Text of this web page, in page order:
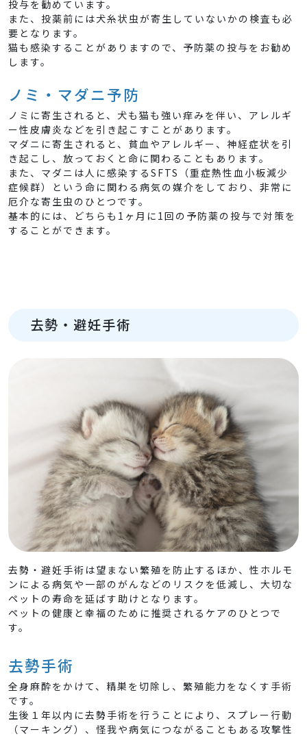
投与を勧めています。
また、投薬前には犬糸状虫が寄生していないかの検査も必
要となります。
猫も感染することがありますので、予防薬の投与をお勧め
します。
ノミ・マダニ予防
ノミに寄生されると、犬も猫も強い痒みを伴い、アレルギ
ー性皮膚炎などを引き起こすことがあります。
マダニに寄生されると、貧血やアレルギー、神経症状を引
き起こし、放っておくと命に関わることもあります。
また、マダニは人に感染するSFTS（重症熱性血小板減少
症候群）という命に関わる病気の媒介をしており、非常に
厄介な寄生虫のひとつです。
基本的には、どちらも1ヶ月に1回の予防薬の投与で対策を
することができます。
去勢・避妊手術
去勢・避妊手術は望まない繁殖を防止するほか、性ホルモ
ンによる病気や一部のがんなどのリスクを低減し、大切な
ペットの寿命を延ばす助けとなります。
ペットの健康と幸福のために推奨されるケアのひとつで
す。
去勢手術
全身麻酔をかけて、精巣を切除し、繁殖能力をなくす手術
です。
生後１年以内に去勢手術を行うことにより、スプレー行動
（マーキング）、怪我や病気につながることもある攻撃性